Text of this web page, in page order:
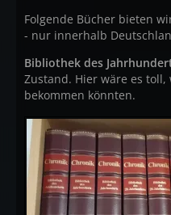
Folgende Bücher bieten
- nur innerhalb
Bibliothek des
Zustand. Hier wäre es
bekommen könnten.